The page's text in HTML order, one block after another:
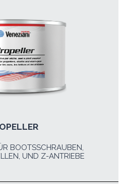
BOOTSSCHRAUBEN,
UND Z-ANTRIEBE